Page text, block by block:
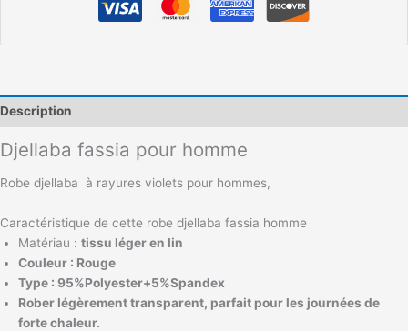
Description
Djellaba fassia pour homme
Robe djellaba à rayures violets pour hommes,
Caractéristique de cette robe djellaba fassia homme
Matériau : tissu léger en lin
Couleur : Rouge
Type : 95%Polyester+5%Spandex
Rober légèrement transparent, parfait pour les journées de
forte chaleur.